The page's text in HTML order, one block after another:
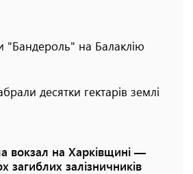
"Бандероль" на Балаклію
десятки гектарів землі
вокзал на Харківщині —
загиблих залізничників